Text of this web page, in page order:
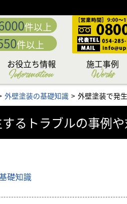
件以上
件以上
お役立ち情報
Information
セミナー情報
外壁・屋根お悩み解決
コラム
外壁・屋根塗装価格＆
プラン
無料外壁・屋根診断
かし保険について
フォームローン&補助
金情報
お問い合わせ後の流れ
住まいのリフォームも
お任せ
アパート・マンション
もお任せ
施工事例
Works
施工内容から選ぶ
塗料から選ぶ
地域から選ぶ
外壁塗装の基礎知識 外壁塗装で発
るトラブルの事例
礎知識